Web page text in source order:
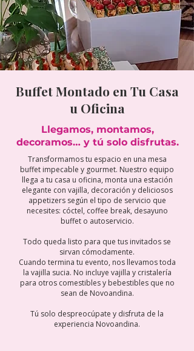
Buffet Montado en Tu Casa
u Oficina
Llegamos, montamos,
decoramos… y tú solo disfrutas.
Transformamos tu espacio en una mesa
buffet impecable y gourmet. Nuestro equipo
llega a tu casa u oficina, monta una estación
elegante con vajilla, decoración y deliciosos
appetizers según el tipo de servicio que
necesites: cóctel, coffee break, desayuno
buffet o autoservicio.
Todo queda listo para que tus invitados se
sirvan cómodamente.
Cuando termina tu evento, nos llevamos toda
la vajilla sucia. No incluye vajilla y cristalería
para otros comestibles y bebestibles que no
sean de Novoandina.
Tú solo despreocúpate y disfruta de la
experiencia Novoandina.